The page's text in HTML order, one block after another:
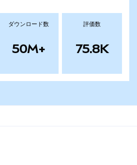
ダウンロード数
50M+
評価数
75.8K